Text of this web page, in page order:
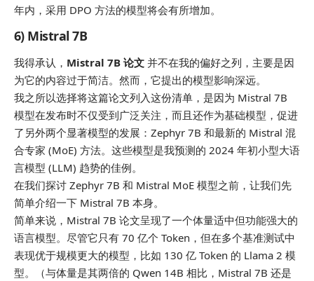
年内，采用 DPO 方法的模型将会有所增加。
6) Mistral 7B
我得承认， Mistral 7B 论文 并不在我的偏好之列，主要是因
为它的内容过于简洁。然而，它提出的模型影响深远。
我之所以选择将这篇论文列入这份清单，是因为 Mistral 7B
模型在发布时不仅受到广泛关注，而且还作为基础模型，促进
了另外两个显著模型的发展：Zephyr 7B 和最新的 Mistral 混
合专家 (MoE) 方法。这些模型是我预测的 2024 年初小型大语
言模型 (LLM) 趋势的佳例。
在我们探讨 Zephyr 7B 和 Mistral MoE 模型之前，让我们先
简单介绍一下 Mistral 7B 本身。
简单来说，Mistral 7B 论文呈现了一个体量适中但功能强大的
语言模型。尽管它只有 70 亿个 Token，但在多个基准测试中
表现优于规模更大的模型，比如 130 亿 Token 的 Llama 2 模
型。（与体量是其两倍的 Qwen 14B 相比，Mistral 7B 还是